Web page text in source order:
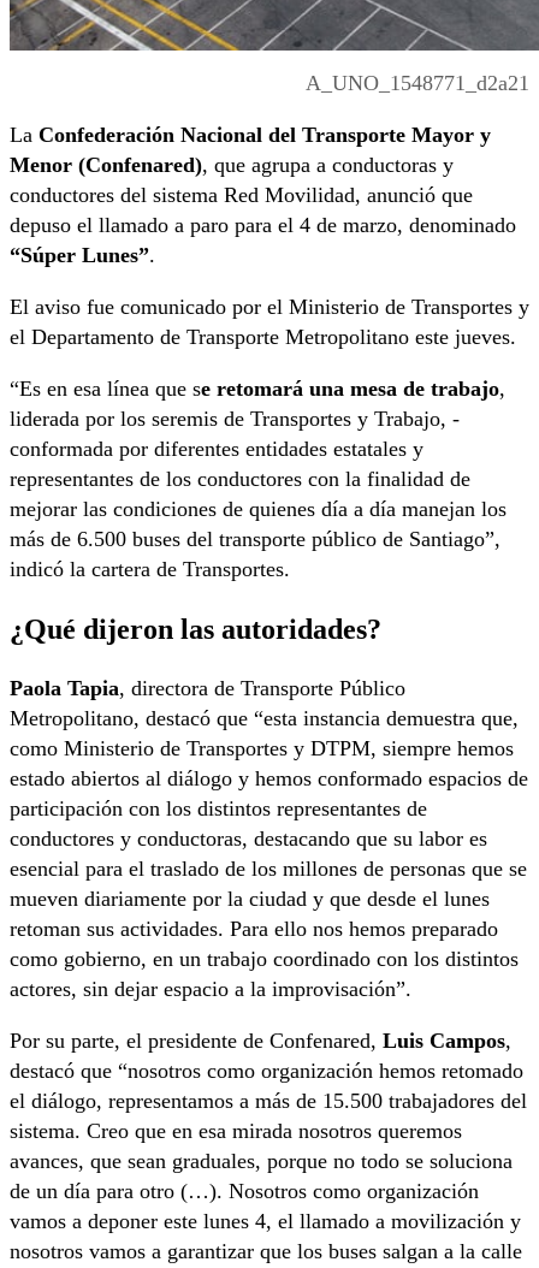
A_UNO_1548771_d2a21
La Confederación Nacional del Transporte Mayor y
Menor (Confenared), que agrupa a conductoras y
conductores del sistema Red Movilidad, anunció que
depuso el llamado a paro para el 4 de marzo, denominado
“Súper Lunes”.
El aviso fue comunicado por el Ministerio de Transportes y
el Departamento de Transporte Metropolitano este jueves.
“Es en esa línea que se retomará una mesa de trabajo,
liderada por los seremis de Transportes y Trabajo, ­
conformada por diferentes entidades estatales y
representantes de los conductores con la finalidad de
mejorar las condiciones de quienes día a día manejan los
más de 6.500 buses del transporte público de Santiago”,
indicó la cartera de Transportes.
¿Qué dijeron las autoridades?
Paola Tapia, directora de Transporte Público
Metropolitano, destacó que “esta instancia demuestra que,
como Ministerio de Transportes y DTPM, siempre hemos
estado abiertos al diálogo y hemos conformado espacios de
participación con los distintos representantes de
conductores y conductoras, destacando que su labor es
esencial para el traslado de los millones de personas que se
mueven diariamente por la ciudad y que desde el lunes
retoman sus actividades. Para ello nos hemos preparado
como gobierno, en un trabajo coordinado con los distintos
actores, sin dejar espacio a la improvisación”.
Por su parte, el presidente de Confenared, Luis Campos,
destacó que “nosotros como organización hemos retomado
el diálogo, representamos a más de 15.500 trabajadores del
sistema. Creo que en esa mirada nosotros queremos
avances, que sean graduales, porque no todo se soluciona
de un día para otro (…). Nosotros como organización
vamos a deponer este lunes 4, el llamado a movilización y
nosotros vamos a garantizar que los buses salgan a la calle